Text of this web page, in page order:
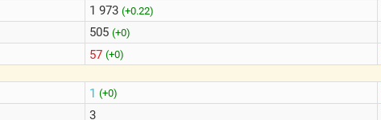
1 973(+0.22)
505(+0)
57(+0)
1(+0)
3